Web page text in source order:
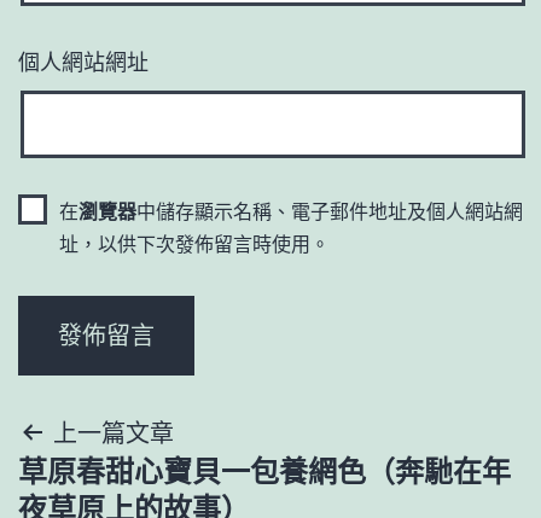
個人網站網址
在瀏覽器中儲存顯示名稱、電子郵件地址及個人網站網
址，以供下次發佈留言時使用。
文
章
上一篇文章
草原春甜心寶貝一包養網色（奔馳在年
夜草原上的故事）